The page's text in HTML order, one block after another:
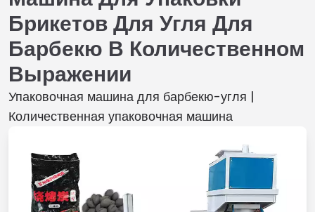
Брикетов Для Угля Для
Барбекю В Количественном
Выражении
Упаковочная машина для барбекю-угля |
Количественная упаковочная машина